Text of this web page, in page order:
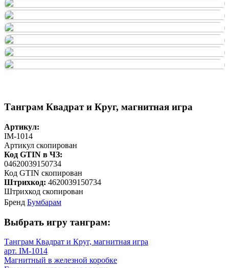
Танграм Квадрат и Круг, магнитная игра
Артикул:
IM-1014
Артикул скопирован
Код GTIN в ЧЗ:
04620039150734
Код GTIN скопирован
Штрихкод: 4620039150734
Штрихкод скопирован
Бренд Бумбарам
Выбрать игру танграм:
Танграм Квадрат и Круг, магнитная игра
арт. IM-1014
Магнитный в железной коробке